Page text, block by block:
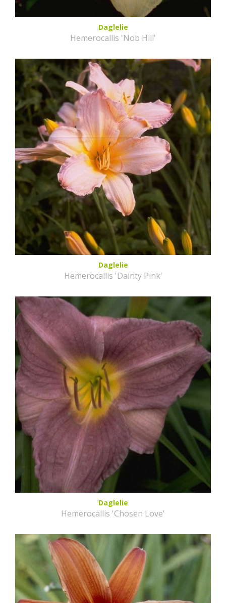
Daglelie
Hemerocallis 'Nob Hill'
Daglelie
Hemerocallis 'Dainty Pink'
Daglelie
Hemerocallis 'Chosen Love'